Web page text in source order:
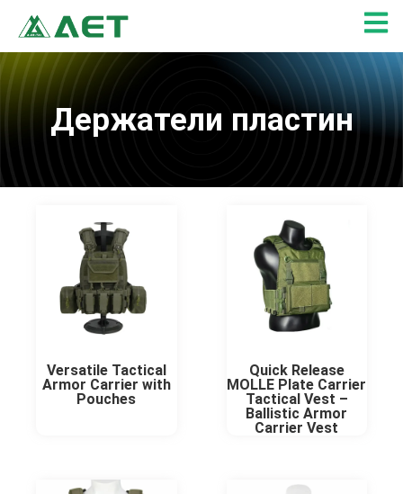
содержимому
Держатели пластин
Versatile Tactical
Armor Carrier with
Pouches
Quick Release
MOLLE Plate Carrier
Tactical Vest –
Ballistic Armor
Carrier Vest